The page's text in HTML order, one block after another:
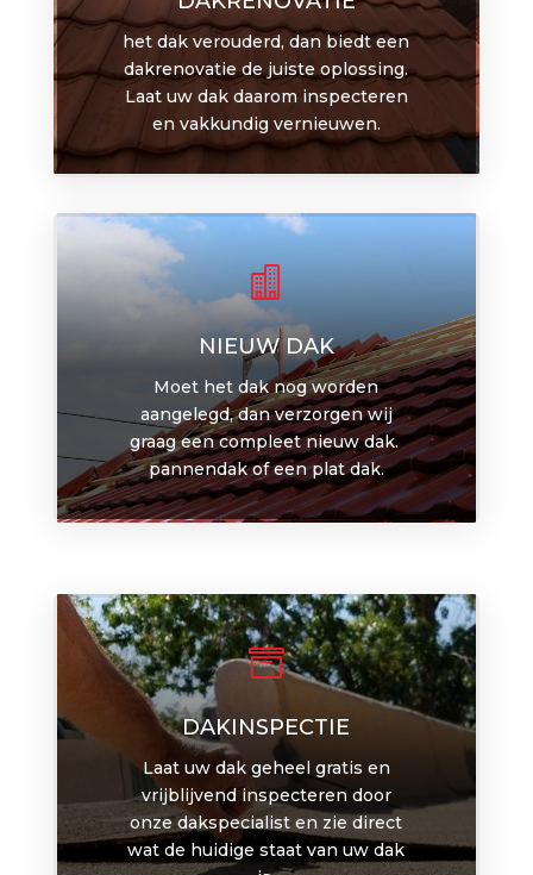
het dak verouderd, dan biedt een
dakrenovatie de juiste oplossing.
Laat uw dak daarom inspecteren
en vakkundig vernieuwen.

NIEUW DAK
Moet het dak nog worden
aangelegd, dan verzorgen wij
graag een compleet nieuw dak.
pannendak of een plat dak.

DAKINSPECTIE
Laat uw dak geheel gratis en
vrijblijvend inspecteren door
onze dakspecialist en zie direct
wat de huidige staat van uw dak